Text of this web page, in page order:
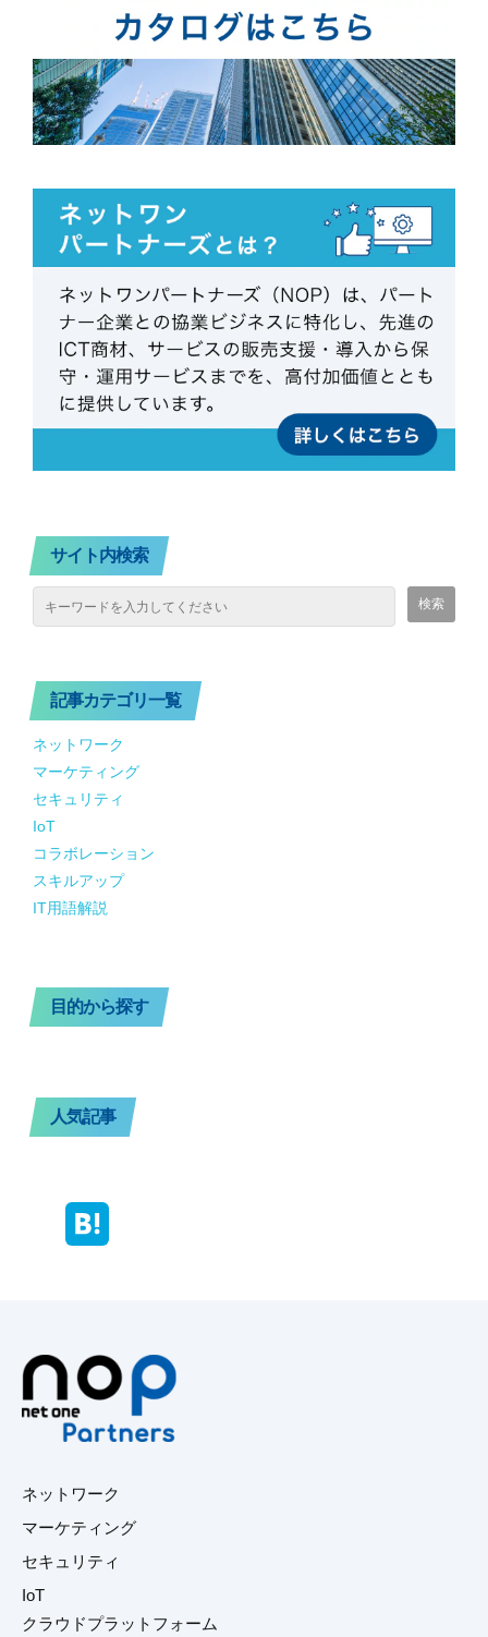
サイト内検索
記事カテゴリ一覧
ネットワーク
マーケティング
セキュリティ
IoT
コラボレーション
スキルアップ
IT用語解説
目的から探す
人気記事
ネットワーク
マーケティング
セキュリティ
IoT
クラウドプラットフォーム